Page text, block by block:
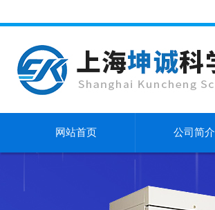
网站首页 公司简介